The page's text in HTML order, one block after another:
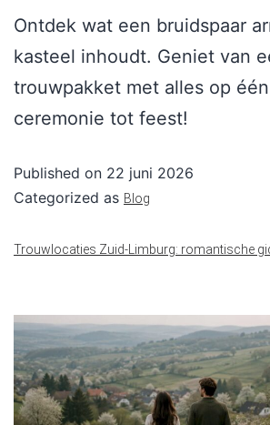
Ontdek wat een bruidspaar
kasteel inhoudt. Geniet van
trouwpakket met alles op
ceremonie tot feest!
Published on 22 juni 2026
Categorized as Blog
Trouwlocaties Zuid-Limburg: romantische